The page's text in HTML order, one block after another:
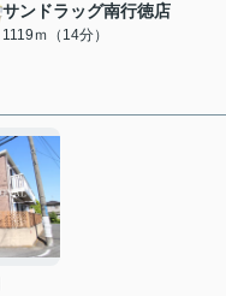
サンドラッグ南行徳店
1119ｍ（14分）